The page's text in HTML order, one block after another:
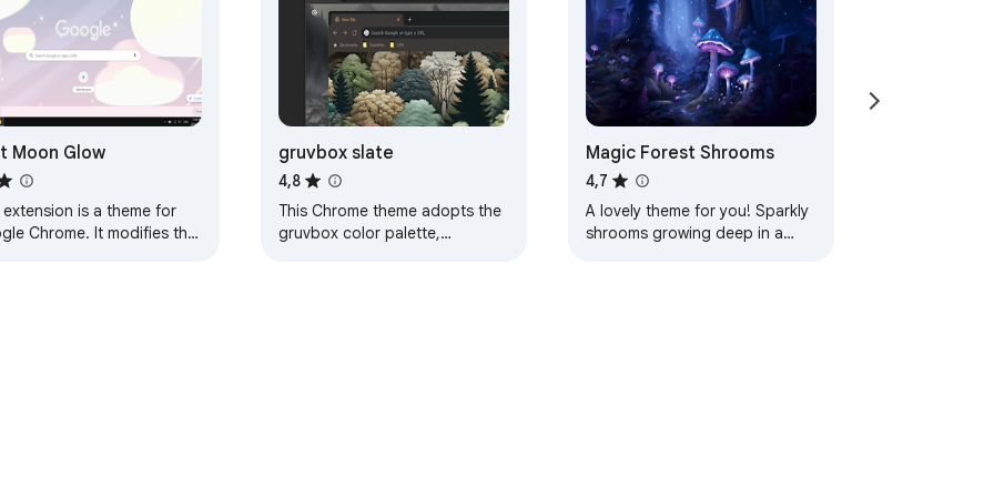
Moon Glow
extension is a theme for
Chrome. It modifies the
gruvbox slate
4,8
This Chrome theme adopts the
gruvbox color palette,
Magic Forest Shrooms
4,7
A lovely theme for you! Sparkly
shrooms growing deep in a